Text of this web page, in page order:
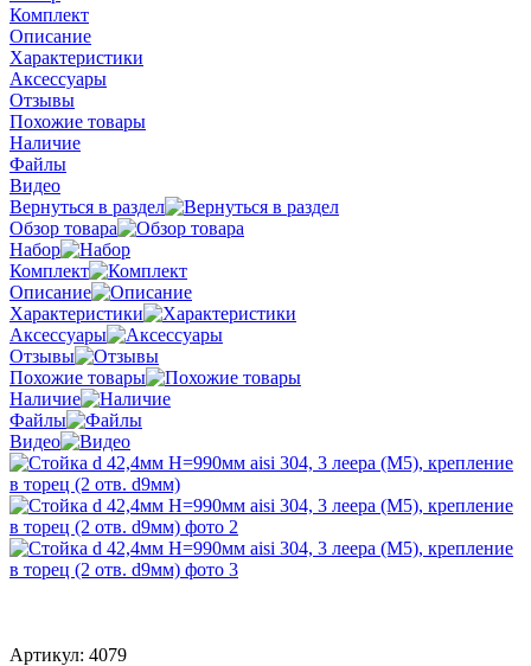
Комплект
Описание
Характеристики
Аксессуары
Отзывы
Похожие товары
Наличие
Файлы
Видео
Вернуться в раздел
Обзор товара
Набор
Комплект
Описание
Характеристики
Аксессуары
Отзывы
Похожие товары
Наличие
Файлы
Видео
Артикул: 4079